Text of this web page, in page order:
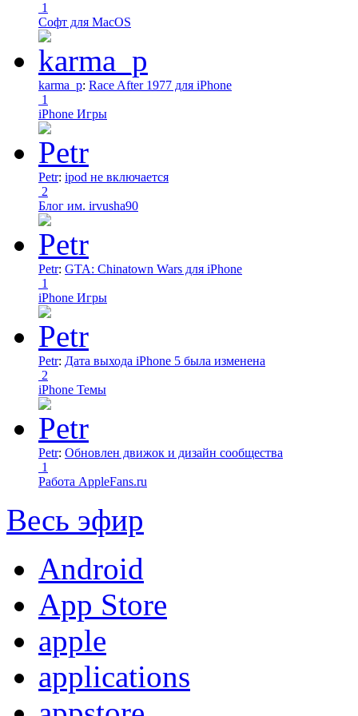
1
Софт для MacOS
karma_p: Race After 1977 для iPhone
1
iPhone Игры
Petr: ipod не включается
2
Блог им. irvusha90
Petr: GTA: Chinatown Wars для iPhone
1
iPhone Игры
Petr: Дата выхода iPhone 5 была изменена
2
iPhone Темы
Petr: Обновлен движок и дизайн сообщества
1
Работа AppleFans.ru
Весь эфир
Android
App Store
apple
applications